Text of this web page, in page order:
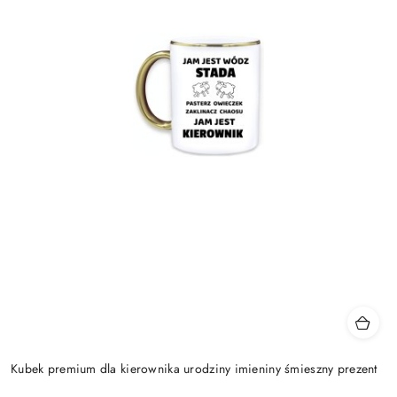
Kubek premium dla kierownika urodziny imieniny śmieszny prezent